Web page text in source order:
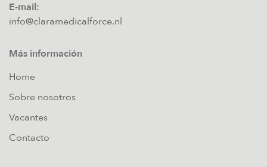
E-mail:
info@claramedicalforce.nl
Más información
Home
Sobre nosotros
Vacantes
Contacto